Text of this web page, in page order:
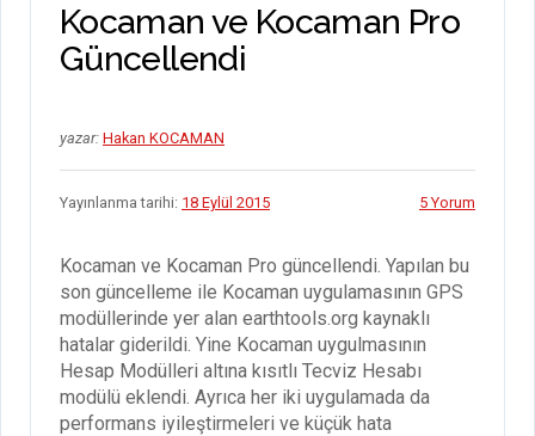
Kocaman ve Kocaman Pro
Güncellendi
yazar: Hakan KOCAMAN
Yayınlanma tarihi: 18 Eylül 2015 5 Yorum
Kocaman ve Kocaman Pro güncellendi. Yapılan bu
son güncelleme ile Kocaman uygulamasının GPS
modüllerinde yer alan earthtools.org kaynaklı
hatalar giderildi. Yine Kocaman uygulmasının
Hesap Modülleri altına kısıtlı Tecviz Hesabı
modülü eklendi. Ayrıca her iki uygulamada da
performans iyileştirmeleri ve küçük hata